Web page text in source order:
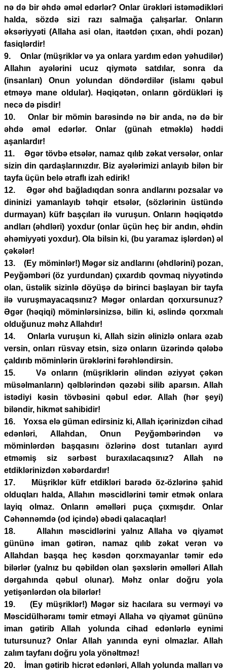
nə də bir əhdə əməl edərlər? Onlar ürəkləri istəmədikləri
halda, sözdə sizi razı salmağa çalışarlar. Onların
əksəriyyəti (Allaha asi olan, itaətdən çıxan, əhdi pozan)
fasiqlərdir!
9. Onlar (müşriklər və ya onlara yardım edən yəhudilər)
Allahın ayələrini ucuz qiymətə satdılar, sonra da
(insanları) Onun yolundan döndərdilər (islamı qəbul
etməyə mane oldular). Həqiqətən, onların gördükləri iş
necə də pisdir!
10. Onlar bir mömin barəsində nə bir anda, nə də bir
əhdə əməl edərlər. Onlar (günah etməklə) həddi
aşanlardır!
11. Əgər tövbə etsələr, namaz qılıb zəkat versələr, onlar
sizin din qardaşlarınızdır. Biz ayələrimizi anlayıb bilən bir
tayfa üçün belə ətraflı izah edirik!
12. Əgər əhd bağladıqdan sonra andlarını pozsalar və
dininizi yamanlayıb təhqir etsələr, (sözlərinin üstündə
durmayan) küfr başçıları ilə vuruşun. Onların həqiqətdə
andları (əhdləri) yoxdur (onlar üçün heç bir andın, əhdin
əhəmiyyəti yoxdur). Ola bilsin ki, (bu yaramaz işlərdən) əl
çəkələr!
13. (Ey möminlər!) Məgər siz andlarını (əhdlərini) pozan,
Peyğəmbəri (öz yurdundan) çıxardıb qovmaq niyyətində
olan, üstəlik sizinlə döyüşə də birinci başlayan bir tayfa
ilə vuruşmayacaqsınız? Məgər onlardan qorxursunuz?
Əgər (həqiqi) möminlərsinizsə, bilin ki, əslində qorxmalı
olduğunuz məhz Allahdır!
14. Onlarla vuruşun ki, Allah sizin əlinizlə onlara əzab
versin, onları rüsvay etsin, sizə onların üzərində qələbə
çaldırıb möminlərin ürəklərini fərəhləndirsin.
15. Və onların (müşriklərin əlindən əziyyət çəkən
müsəlmanların) qəlblərindən qəzəbi silib aparsın. Allah
istədiyi kəsin tövbəsini qəbul edər. Allah (hər şeyi)
biləndir, hikmət sahibidir!
16. Yoxsa elə güman edirsiniz ki, Allah içərinizdən cihad
edənləri, Allahdan, Onun Peyğəmbərindən və
möminlərdən başqasını özlərinə dost tutanları ayırd
etməmiş siz sərbəst buraxılacaqsınız? Allah nə
etdiklərinizdən xəbərdardır!
17. Müşriklər küfr etdikləri barədə öz-özlərinə şahid
olduqları halda, Allahın məscidlərini təmir etmək onlara
layiq olmaz. Onların əməlləri puça çıxmışdır. Onlar
Cəhənnəmdə (od içində) əbədi qalacaqlar!
18. Allahın məscidlərini yalnız Allaha və qiyamət
gününə iman gətirən, namaz qılıb zəkat verən və
Allahdan başqa heç kəsdən qorxmayanlar təmir edə
bilərlər (yalnız bu qəbildən olan şəxslərin əməlləri Allah
dərgahında qəbul olunar). Məhz onlar doğru yola
yetişənlərdən ola bilərlər!
19. (Ey müşriklər!) Məgər siz hacılara su verməyi və
Məscidülhəramı təmir etməyi Allaha və qiyamət gününə
iman gətirib Allah yolunda cihad edənlərlə eynimi
tutursunuz? Onlar Allah yanında eyni olmazlar. Allah
zalım tayfanı doğru yola yönəltməz!
20. İman gətirib hicrət edənləri, Allah yolunda malları və